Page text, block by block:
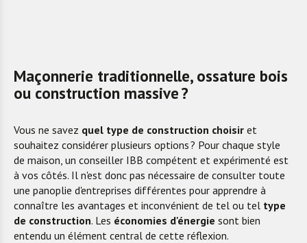
Maçonnerie traditionnelle, ossature bois
ou construction massive ?
Vous ne savez quel type de construction choisir et
souhaitez considérer plusieurs options ? Pour chaque style
de maison, un conseiller IBB compétent et expérimenté est
à vos côtés. Il n'est donc pas nécessaire de consulter toute
une panoplie d'entreprises différentes pour apprendre à
connaître les avantages et inconvénient de tel ou tel type
de construction. Les économies d'énergie sont bien
entendu un élément central de cette réflexion.